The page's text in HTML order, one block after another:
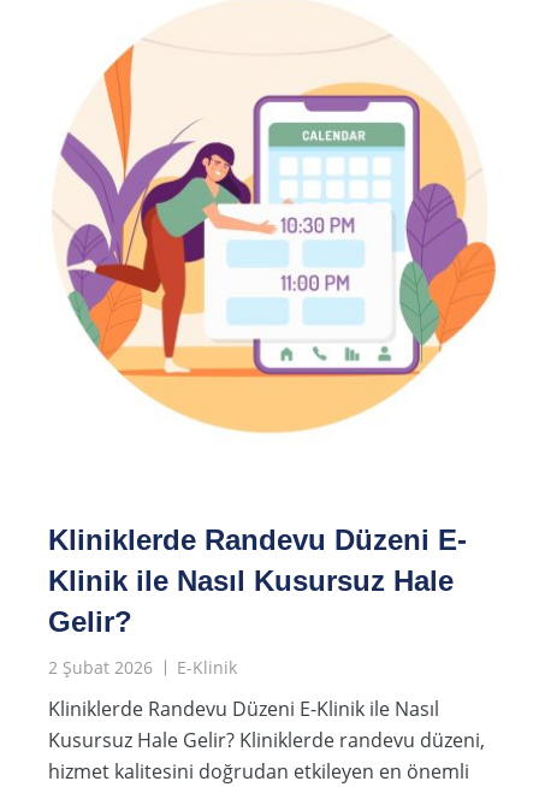
Kliniklerde Randevu Düzeni E-
Klinik ile Nasıl Kusursuz Hale
Gelir?
2 Şubat 2026 E-Klinik
Kliniklerde Randevu Düzeni E-Klinik ile Nasıl
Kusursuz Hale Gelir? Kliniklerde randevu düzeni,
hizmet kalitesini doğrudan etkileyen en önemli